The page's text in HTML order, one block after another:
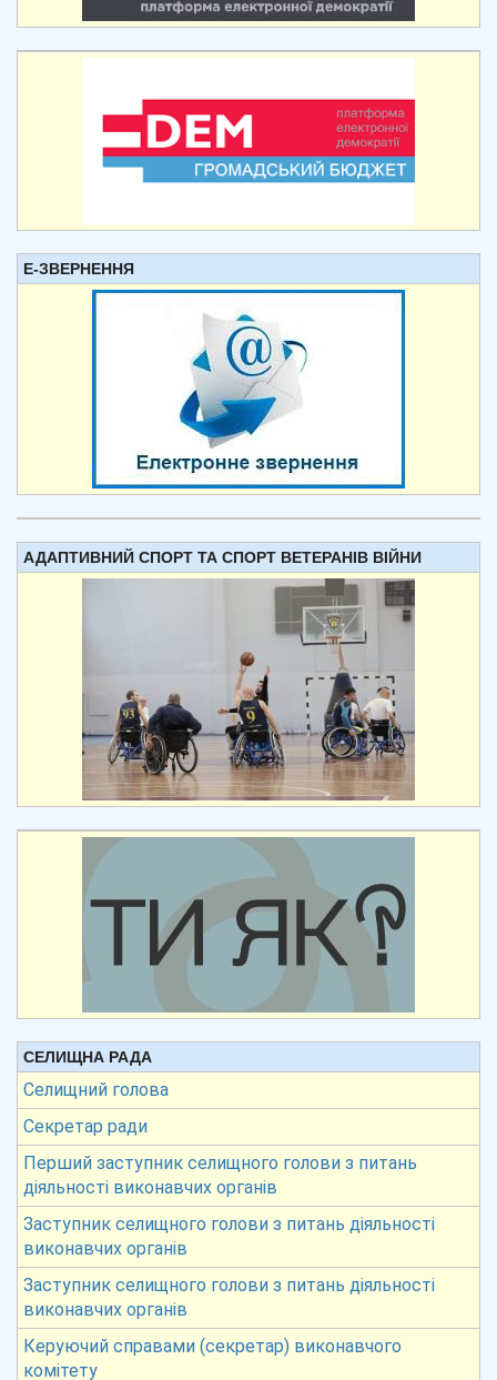
Е-ЗВЕРНЕННЯ
АДАПТИВНИЙ СПОРТ ТА СПОРТ ВЕТЕРАНІВ ВІЙНИ
СЕЛИЩНА РАДА
Селищний голова
Секретар ради
Перший заступник селищного голови з питань
діяльності виконавчих органів
Заступник селищного голови з питань діяльності
виконавчих органів
Заступник селищного голови з питань діяльності
виконавчих органів
Керуючий справами (секретар) виконавчого
комітету